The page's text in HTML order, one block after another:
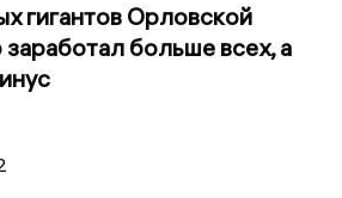
гигантов Орловской
заработал больше всех, а